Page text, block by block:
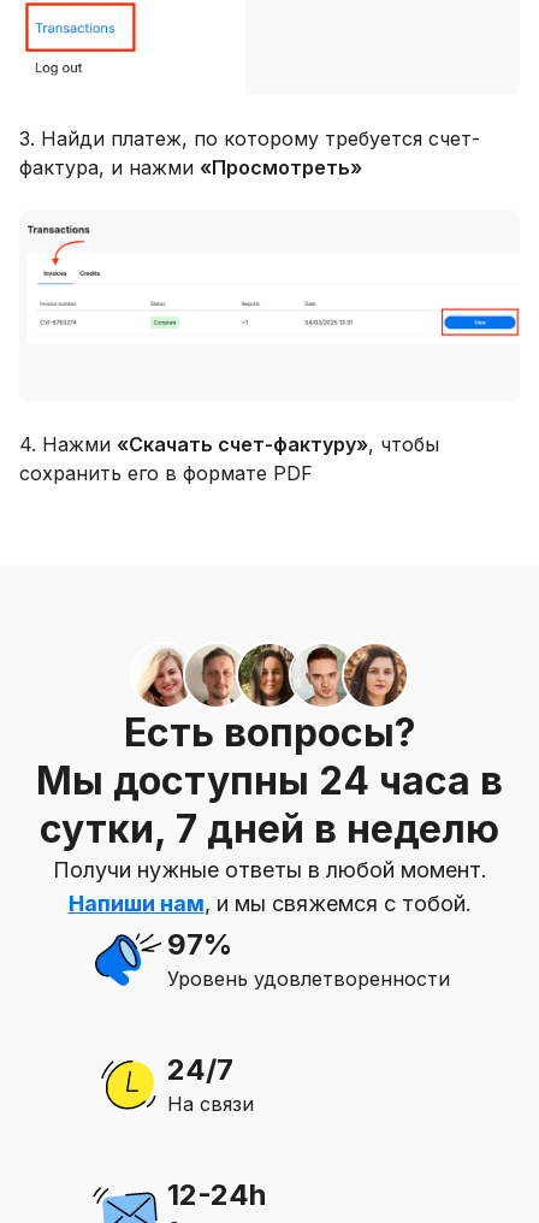
3. Найди платеж, по которому требуется счет-
фактура, и нажми «Просмотреть»
4. Нажми «Скачать счет-фактуру», чтобы
сохранить его в формате PDF
Есть вопросы?
Мы доступны 24 часа в
сутки, 7 дней в неделю
Получи нужные ответы в любой момент.
Напиши нам, и мы свяжемся с тобой.
97%
Уровень удовлетворенности
24/7
На связи
12-24h